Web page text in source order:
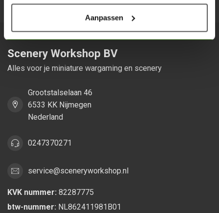
Aanpassen
Scenery Workshop BV
Alles voor je miniature wargaming en scenery
Grootstalselaan 46
6533 KK Nijmegen
Nederland
0247370271
service@sceneryworkshop.nl
KVK nummer: 82287775
btw-nummer: NL862411981B01